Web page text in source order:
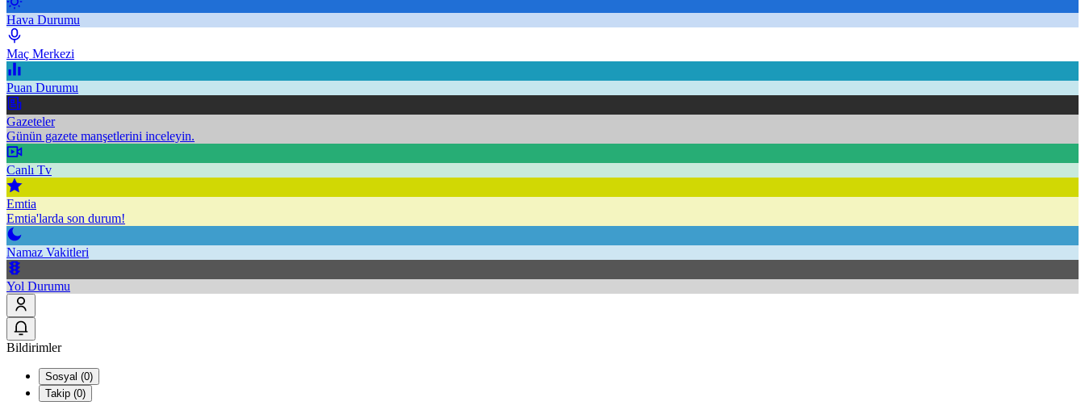
Hava Durumu
Maç Merkezi
Puan Durumu
Gazeteler
Günün gazete manşetlerini inceleyin.
Canlı Tv
Emtia
Emtia'larda son durum!
Namaz Vakitleri
Yol Durumu
Bildirimler
Sosyal (0)
Takip (0)